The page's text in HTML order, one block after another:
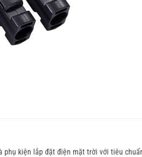
phụ kiện lắp đặt điện mặt trời với tiêu